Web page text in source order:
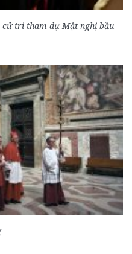
cử tri tham dự Mật nghị bầu